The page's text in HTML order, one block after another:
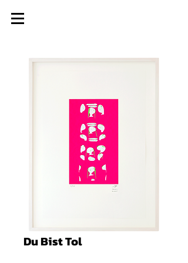
Du Bist Tol